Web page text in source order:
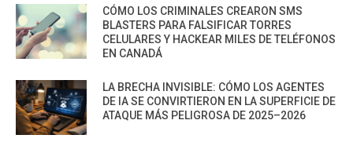
CÓMO LOS CRIMINALES CREARON SMS
BLASTERS PARA FALSIFICAR TORRES
CELULARES Y HACKEAR MILES DE TELÉFONOS
EN CANADÁ
LA BRECHA INVISIBLE: CÓMO LOS AGENTES
DE IA SE CONVIRTIERON EN LA SUPERFICIE DE
ATAQUE MÁS PELIGROSA DE 2025–2026